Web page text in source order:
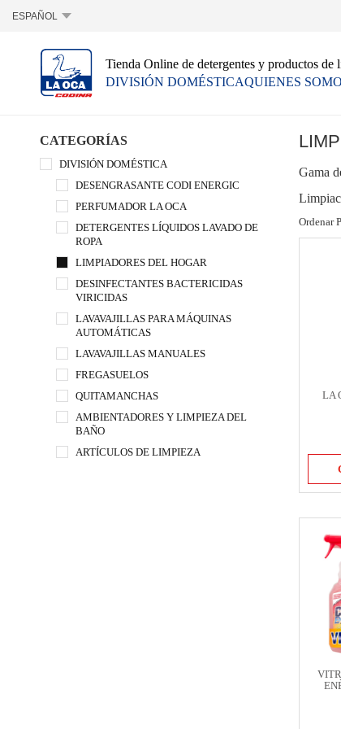
ESPAÑOL
Tienda Online de detergentes y productos de
DIVISIÓN DOMÉSTICAQUIENES
CATEGORÍAS
DIVISIÓN DOMÉSTICA
DESENGRASANTE CODI ENERGIC
PERFUMADOR LA OCA
DETERGENTES LÍQUIDOS LAVADO DE
ROPA
LIMPIADORES DEL HOGAR
DESINFECTANTES BACTERICIDAS
VIRICIDAS
LAVAVAJILLAS PARA MÁQUINAS
AUTOMÁTICAS
LAVAVAJILLAS MANUALES
FREGASUELOS
QUITAMANCHAS
AMBIENTADORES Y LIMPIEZA DEL
BAÑO
ARTÍCULOS DE LIMPIEZA
Gama
Ordenar
LA